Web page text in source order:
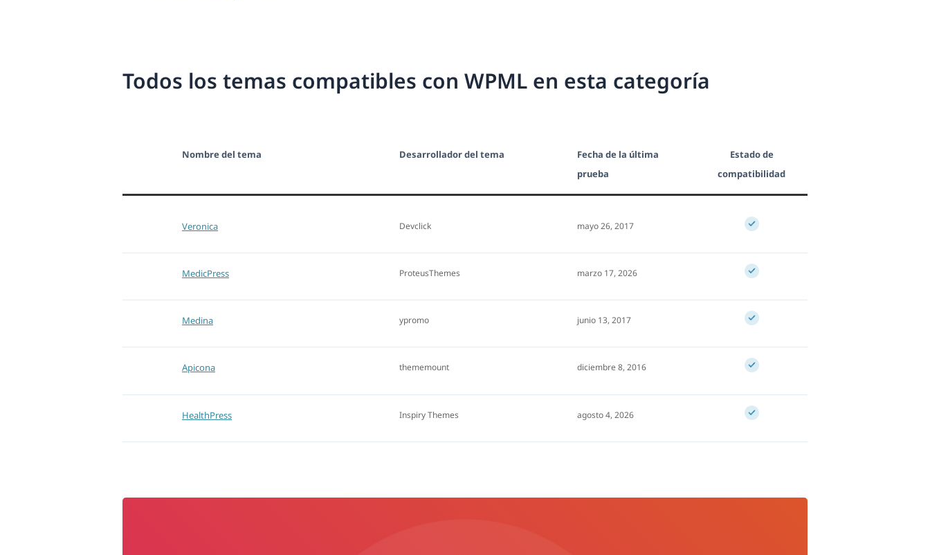
Todos los temas compatibles con WPML en esta categoría
Nombre del tema Desarrollador del tema
Fecha de la última
prueba
Estado de
compatibilidad
Veronica Devclick mayo 26, 2017
MedicPress ProteusThemes marzo 17, 2026
Medina ypromo junio 13, 2017
Apicona thememount diciembre 8, 2016
HealthPress Inspiry Themes agosto 4, 2026